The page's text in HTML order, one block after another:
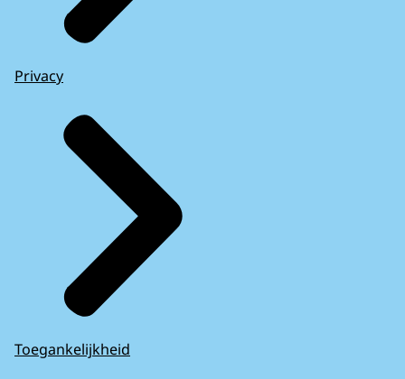
Privacy
Toegankelijkheid